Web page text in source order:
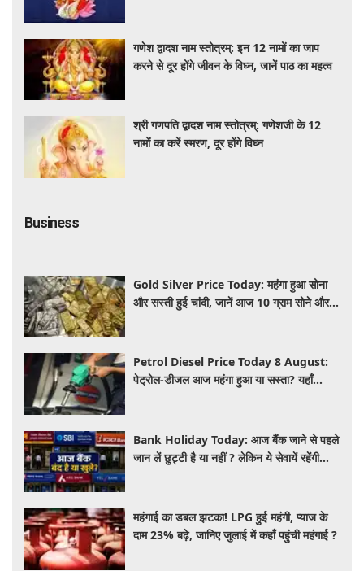
गणेश द्वादश नाम स्तोत्रम्: इन 12 नामों का जाप
करने से दूर होंगे जीवन के विघ्न, जानें पाठ का महत्व
श्री गणपति द्वादश नाम स्तोत्रम्: गणेशजी के 12
नामों का करें स्मरण, दूर होंगे विघ्न
Business
Gold Silver Price Today: महंगा हुआ सोना
और सस्ती हुई चांदी, जानें आज 10 ग्राम सोने और 1
Petrol Diesel Price Today 8 August:
पेट्रोल-डीजल आज महंगा हुआ या सस्ता? यहाँ
Bank Holiday Today: आज बैंक जाने से पहले
जान लें छुट्टी है या नहीं ? लेकिन ये सेवायें रहेंगी
महंगाई का डबल झटका! LPG हुई महंगी, प्याज के
दाम 23% बढ़े, जानिए जुलाई में कहाँ पहुंची महंगाई ?